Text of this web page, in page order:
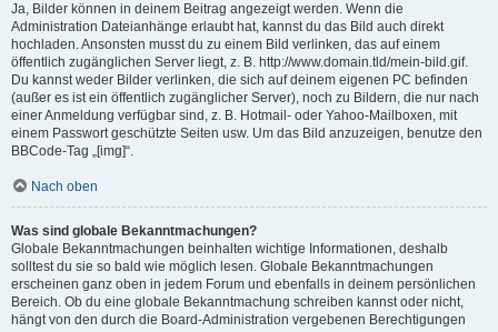
Ja, Bilder können in deinem Beitrag angezeigt werden. Wenn die
Administration Dateianhänge erlaubt hat, kannst du das Bild auch direkt
hochladen. Ansonsten musst du zu einem Bild verlinken, das auf einem
öffentlich zugänglichen Server liegt, z. B. http://www.domain.tld/mein-bild.gif.
Du kannst weder Bilder verlinken, die sich auf deinem eigenen PC befinden
(außer es ist ein öffentlich zugänglicher Server), noch zu Bildern, die nur nach
einer Anmeldung verfügbar sind, z. B. Hotmail- oder Yahoo-Mailboxen, mit
einem Passwort geschützte Seiten usw. Um das Bild anzuzeigen, benutze den
BBCode-Tag „[img]“.
Nach oben
Was sind globale Bekanntmachungen?
Globale Bekanntmachungen beinhalten wichtige Informationen, deshalb
solltest du sie so bald wie möglich lesen. Globale Bekanntmachungen
erscheinen ganz oben in jedem Forum und ebenfalls in deinem persönlichen
Bereich. Ob du eine globale Bekanntmachung schreiben kannst oder nicht,
hängt von den durch die Board-Administration vergebenen Berechtigungen